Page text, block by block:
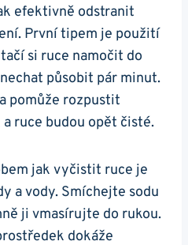
efektivně odstranit
První tipem je použití
si ruce namočit do
působit pár minut.
pomůže rozpustit
ruce budou opět čisté.
jak vyčistit ruce je
a vody. Smíchejte sodu
ji vmasírujte do rukou.
dokáže